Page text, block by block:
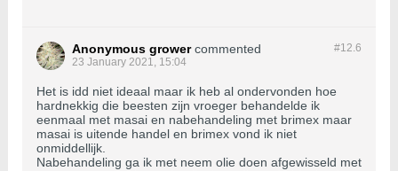
#12.6
Anonymous grower commented
23 January 2021, 15:04
Het is idd niet ideaal maar ik heb al ondervonden hoe
hardnekkig die beesten zijn vroeger behandelde ik
eenmaal met masai en nabehandeling met brimex maar
masai is uitende handel en brimex vond ik niet
onmiddellijk.
Nabehandeling ga ik met neem olie doen afgewisseld met